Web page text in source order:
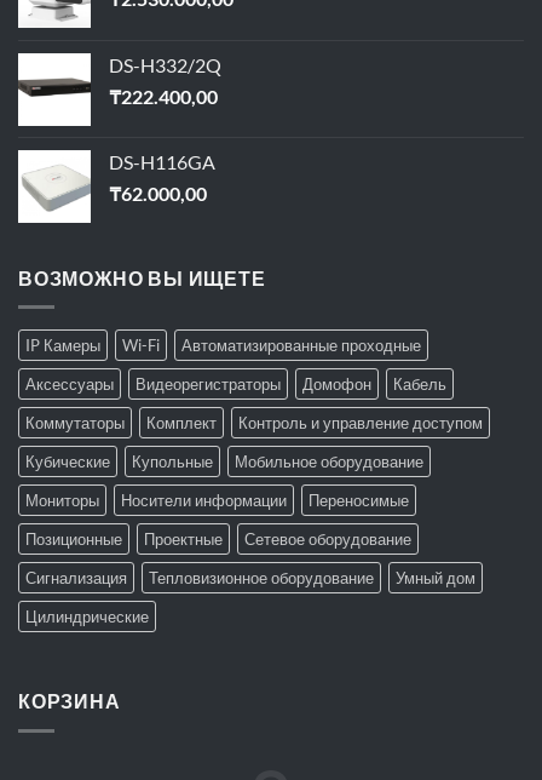
DS-H332/2Q
₸222.400,00
DS-H116GA
₸62.000,00
ВОЗМОЖНО ВЫ ИЩЕТЕ
IP Камеры Wi-Fi
Автоматизированные проходные
Аксессуары
Видеорегистраторы Домофон
Кабель
Коммутаторы
Комплект
Контроль и управление доступом
Кубические
Купольные
Мобильное оборудование
Мониторы
Носители информации
Переносимые
Позиционные
Проектные
Сетевое оборудование
Сигнализация
Тепловизионное оборудование
Умный дом
Цилиндрические
КОРЗИНА